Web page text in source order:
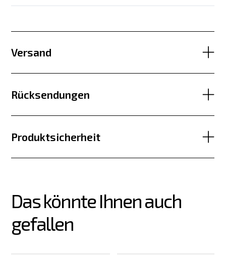
Versand
Rücksendungen
Produktsicherheit
Das könnte Ihnen auch
gefallen